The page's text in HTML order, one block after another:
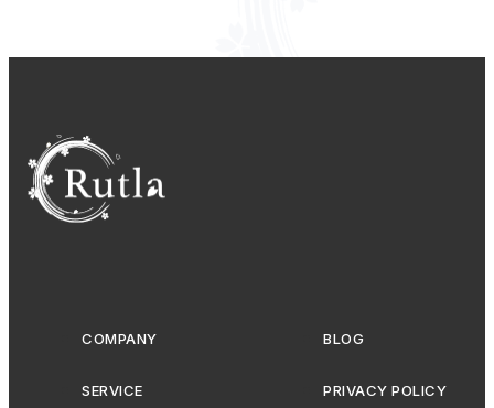
COMPANY
SERVICE
BLOG
PRIVACY POLICY